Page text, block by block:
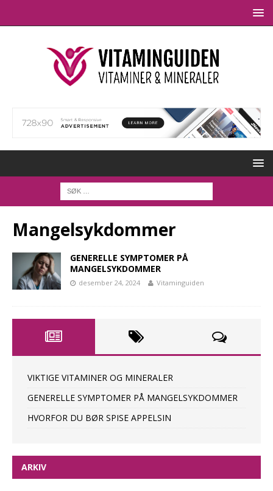
Mangelsykdommer
GENERELLE SYMPTOMER PÅ
MANGELSYKDOMMER
desember 24, 2024 Vitaminguiden
VIKTIGE VITAMINER OG MINERALER
GENERELLE SYMPTOMER PÅ MANGELSYKDOMMER
HVORFOR DU BØR SPISE APPELSIN
ARKIV